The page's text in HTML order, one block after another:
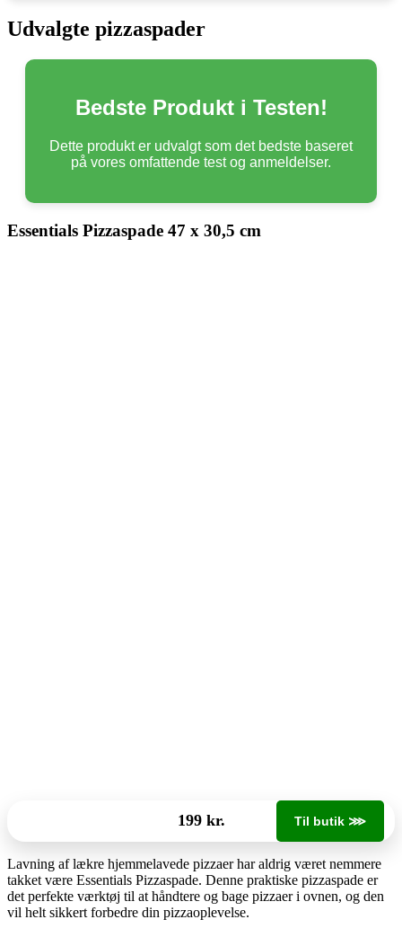
Udvalgte pizzaspader
Bedste Produkt i Testen!
Dette produkt er udvalgt som det bedste baseret
på vores omfattende test og anmeldelser.
Essentials Pizzaspade 47 x 30,5 cm
199 kr. Til butik ⋙
Lavning af lækre hjemmelavede pizzaer har aldrig været nemmere
takket være Essentials Pizzaspade. Denne praktiske pizzaspade er
det perfekte værktøj til at håndtere og bage pizzaer i ovnen, og den
vil helt sikkert forbedre din pizzaoplevelse.